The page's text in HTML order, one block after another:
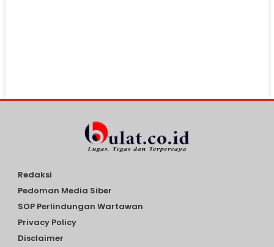
Redaksi
Pedoman Media Siber
SOP Perlindungan Wartawan
Privacy Policy
Disclaimer